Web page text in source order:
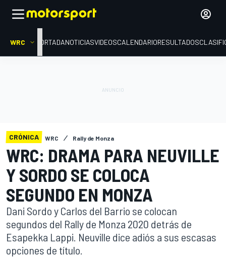
WRC PORTADANOTICIASVIDEOSCALENDARIORESULTADOS
CRÓNICA WRC Rally de Monza
WRC: DRAMA PARA NEUVILLE
Y SORDO SE COLOCA
SEGUNDO EN MONZA
Dani Sordo y Carlos del Barrio se colocan
segundos del Rally de Monza 2020 detrás de
Esapekka Lappi. Neuville dice adiós a sus escasas
opciones de título.